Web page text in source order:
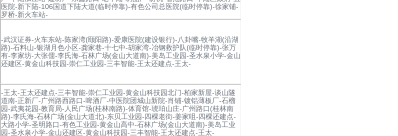
医院-新下陆-106国道下陆大道(临时停靠)-有色公司总医院(临时停靠)-徐家铺-
罗桥-新火车站-
-武汉证券-火车东站-陈家湾(颐阳路)-爱康医院(建设银行)-八卦嘴-牧羊湖(沿湖
路)-石料山-银湖月色小区-龚家巷-十七中-胡家湾-冶钢救护队(临时停靠)-张万
有-李家坊-大张儒-李氏海-石林广场(金山大道南)-美岛工业园-圣水泉小学-金山
还建区-黄金山科技园-崇仁工业园-三丰智能-王太还建点-王太-
-王太-王太还建点-三丰智能-崇仁工业园-黄金山科技园北门-柏家新屋-谈山隧
道南-正新厂-广州路西路口-啤酒厂-中医院团城山新院-肖铺-镀铝薄板厂-石榴
园-武夷花园-教育局-人民广场(桂林南路)-体育馆-琥珀山庄-广州路口(桂林南
路)-李氏海-石林广场(金山大道北)-东贝工业园-四棵老街-姜家咀-四棵还建点-
大路小学-圣明路口-有色工业园-黄金山高中-石林广场(金山大道南)-美岛工业
园-圣水泉小学-金山还建区-黄金山科技园-三丰智能-王太还建点-王太-